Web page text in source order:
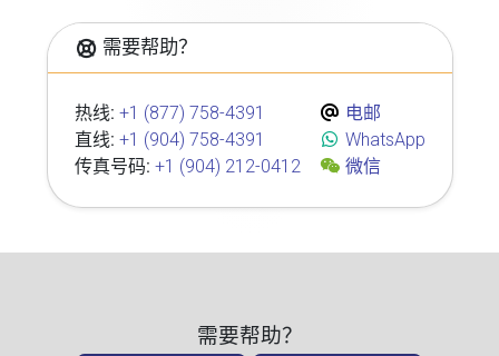
需要帮助？
热线: +1 (877) 758-4391
直线: +1 (904) 758-4391
传真号码: +1 (904) 212-0412
电邮
WhatsApp
微信
需要帮助？